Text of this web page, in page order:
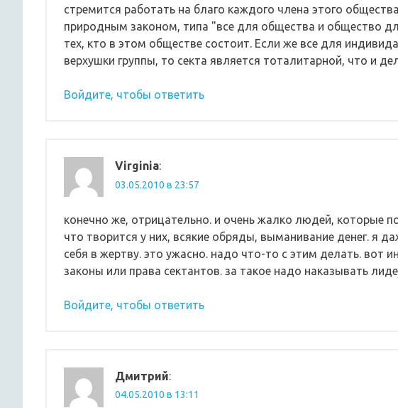
стремится работать на благо каждого члена этого
природным законом, типа "все для общества и общество
тех, кто в этом обществе состоит. Если же все для
верхушки группы, то секта является тоталитарной, что и
Войдите, чтобы ответить
Virginia:
03.05.2010 в 23:57
конечно же, отрицательно. и очень жалко людей, которые
что творится у них, всякие обряды, выманивание денег. я
себя в жертву. это ужасно. надо что-то с этим делать. вот
законы или права сектантов. за такое надо наказывать
Войдите, чтобы ответить
Дмитрий:
04.05.2010 в 13:11